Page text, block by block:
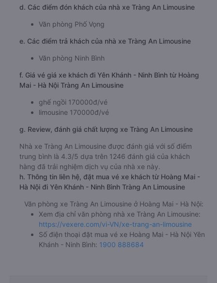
d. Các điểm đón khách của nhà xe Tràng An Limousine
Văn phòng Phố Vọng
e. Các điểm trả khách của nhà xe Tràng An Limousine
Văn phòng Ninh Bình
f. Giá vé giá xe khách đi Yên Khánh - Ninh Bình từ Hoàng
Mai - Hà Nội Tràng An Limousine
ghế ngồi 170000đ/vé
limousine 170000đ/vé
g. Review, đánh giá chất lượng xe Tràng An Limousine
Nhà xe Tràng An Limousine được đánh giá với số điểm
trung bình là 4.3/5 dựa trên 1246 đánh giá của khách
hàng đã trải nghiệm dịch vụ của nhà xe này.
h. Thông tin liên hệ, đặt mua vé xe khách từ Hoàng Mai -
Hà Nội đi Yên Khánh - Ninh Bình Tràng An Limousine
Văn phòng xe Tràng An Limousine ở Hoàng Mai - Hà Nội:
Xem địa chỉ văn phòng nhà xe Tràng An Limousine:
https://vexere.com/vi-VN/xe-trang-an-limousine
Số điện thoại đặt mua vé xe Hoàng Mai - Hà Nội Yên
Khánh - Ninh Bình: 1900 888684